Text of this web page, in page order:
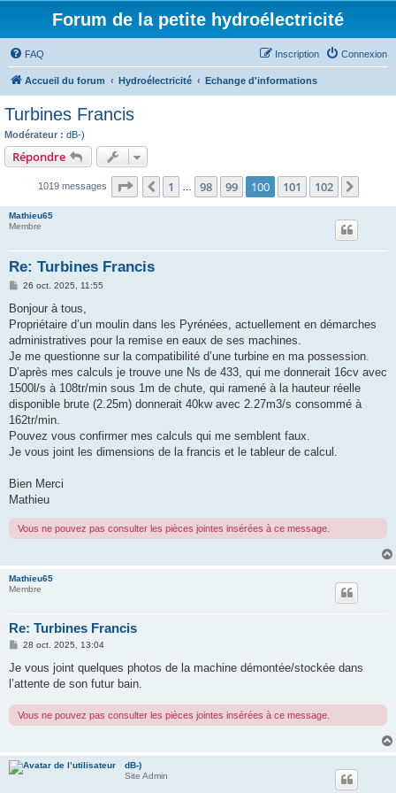
Forum de la petite hydroélectricité
FAQ Connexion
Inscription
Accueil du forum Hydroélectricité Echange d'informations
Turbines Francis
Modérateur : dB-)
Répondre
1019 messages Page 100 sur102
Précédent
1 98 99 100 101 102
Mathieu65
Membre
Re: Turbines Francis
M
s
a
g
26 oct. 2025, 11:55
Bonjour à tous,
Propriétaire d’un moulin dans les Pyrénées, actuellement en démarches
administratives pour la remise en eaux de ses machines.
Je me questionne sur la compatibilité d’une turbine en ma possession.
D’après mes calculs je trouve une Ns de 433, qui me donnerait 16cv avec
1500l/s à 108tr/min sous 1m de chute, qui ramené à la hauteur réelle
disponible brute (2.25m) donnerait 40kw avec 2.27m3/s consommé à
162tr/min.
Pouvez vous confirmer mes calculs qui me semblent faux.
Je vous joint les dimensions de la francis et le tableur de calcul.
Bien Merci
Mathieu
Vous ne pouvez pas consulter les pièces jointes insérées à ce message.
Mathieu65
Membre
Re: Turbines Francis
M
s
a
e
28 oct. 2025, 13:04
Je vous joint quelques photos de la machine démontée/stockée dans
l’attente de son futur bain.
Vous ne pouvez pas consulter les pièces jointes insérées à ce message.
dB-)
Site Admin